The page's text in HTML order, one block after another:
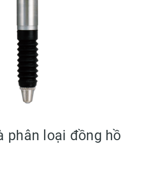
phân loại đồng hồ